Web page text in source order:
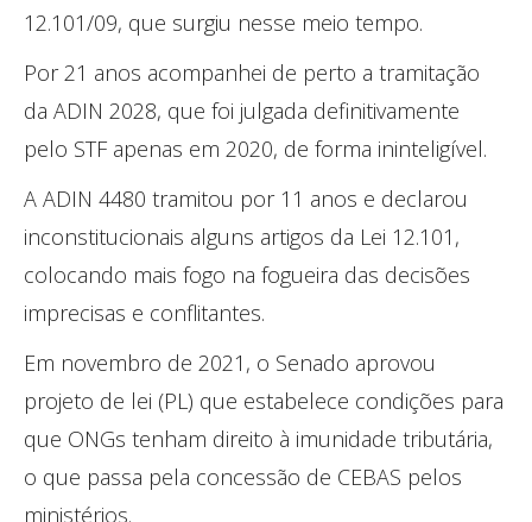
12.101/09, que surgiu nesse meio tempo.
Por 21 anos acompanhei de perto a tramitação
da ADIN 2028, que foi julgada definitivamente
pelo STF apenas em 2020, de forma ininteligível.
A ADIN 4480 tramitou por 11 anos e declarou
inconstitucionais alguns artigos da Lei 12.101,
colocando mais fogo na fogueira das decisões
imprecisas e conflitantes.
Em novembro de 2021, o Senado aprovou
projeto de lei (PL) que estabelece condições para
que ONGs tenham direito à imunidade tributária,
o que passa pela concessão de CEBAS pelos
ministérios.